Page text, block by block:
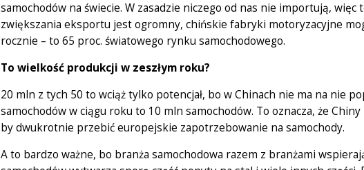
samochodów na świecie. W zasadzie niczego od nas nie importują, więc
zwiększania eksportu jest ogromny, chińskie fabryki motoryzacyjne
rocznie – to 65 proc. światowego rynku samochodowego.
To wielkość produkcji w zeszłym roku?
20 mln z tych 50 to wciąż tylko potencjał, bo w Chinach nie ma na nie
samochodów w ciągu roku to 10 mln samochodów. To oznacza, że
by dwukrotnie przebić europejskie zapotrzebowanie na samochody.
A to bardzo ważne, bo branża samochodowa razem z branżami